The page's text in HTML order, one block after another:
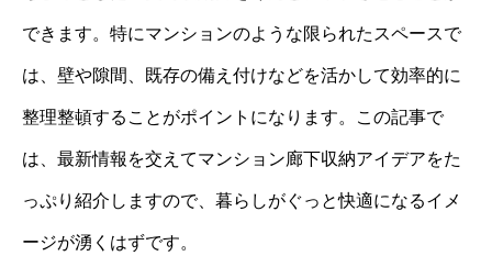
できます。特にマンションのような限られたスペースで
は、壁や隙間、既存の備え付けなどを活かして効率的に
整理整頓することがポイントになります。この記事で
は、最新情報を交えてマンション廊下収納アイデアをた
っぷり紹介しますので、暮らしがぐっと快適になるイメ
ージが湧くはずです。